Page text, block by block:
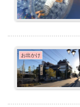
お出かけ